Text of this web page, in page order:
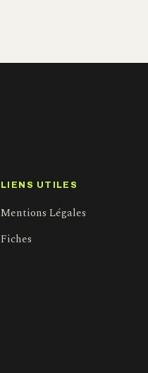
LIENS UTILES
Mentions Légales
Fiches